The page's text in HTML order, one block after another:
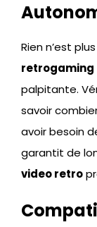
Rien n’est
retrogaming
palpitante.
savoir
avoir besoin
garantit de
video retro